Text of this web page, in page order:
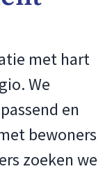
met hart
We
en
bewoners
zoeken we